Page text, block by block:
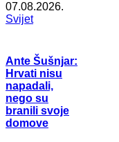
07.08.2026.
Svijet
Ante Šušnjar:
Hrvati nisu
napadali,
nego su
branili svoje
domove